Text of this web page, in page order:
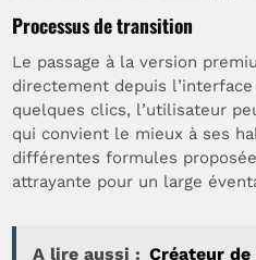
Processus de transition
Le passage à la version
directement depuis l’interface
quelques clics, l’utilisateur
qui convient le mieux à ses
différentes formules
attrayante pour un large
A lire aussi : Créateur